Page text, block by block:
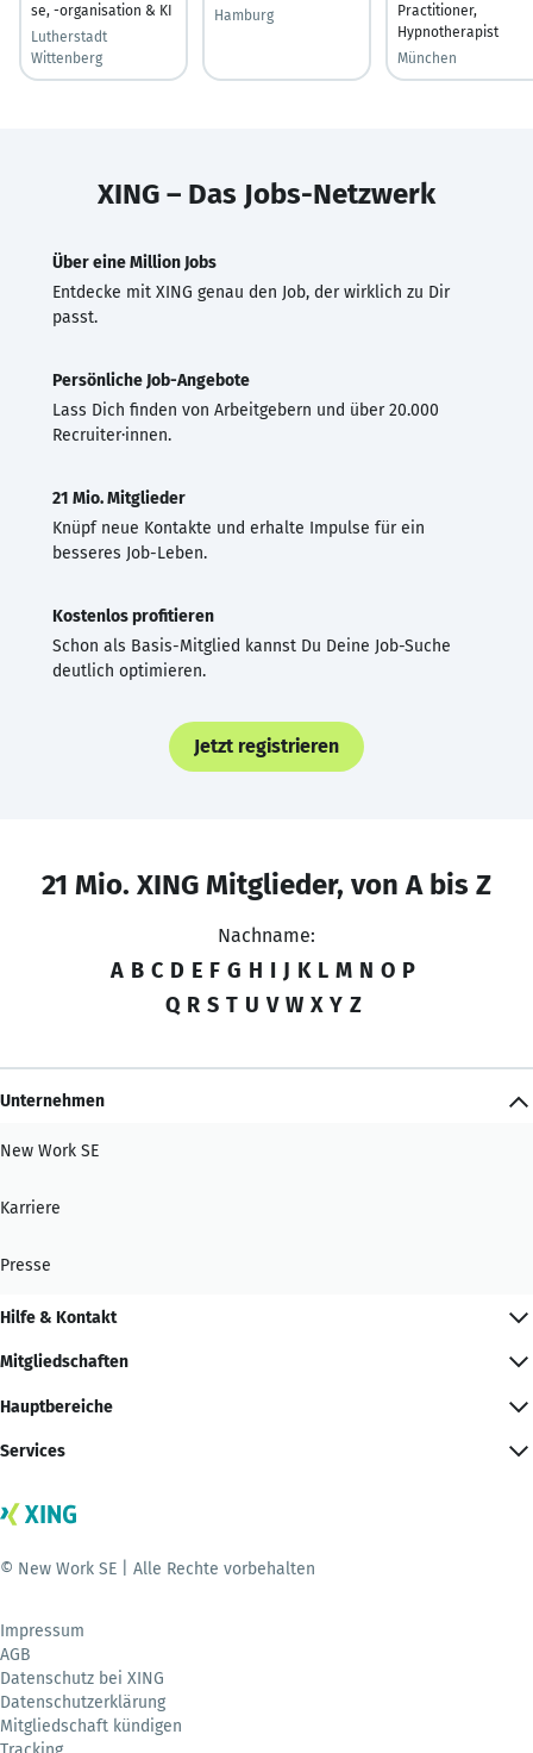
se, -organisation & KI
Lutherstadt
Wittenberg
Hamburg
Practitioner,
Hypnotherapist
München
XING – Das Jobs-Netzwerk
Über eine Million Jobs
Entdecke mit XING genau den Job, der wirklich zu Dir
passt.
Persönliche Job-Angebote
Lass Dich finden von Arbeitgebern und über 20.000
Recruiter·innen.
21 Mio. Mitglieder
Knüpf neue Kontakte und erhalte Impulse für ein
besseres Job-Leben.
Kostenlos profitieren
Schon als Basis-Mitglied kannst Du Deine Job-Suche
deutlich optimieren.
Jetzt registrieren
21 Mio. XING Mitglieder, von A bis Z
Nachname:
A B C D E F G H I J K L M N O P
Q R S T U V W X Y Z
Unternehmen
New Work SE
Karriere
Presse
Hilfe & Kontakt
Mitgliedschaften
Hauptbereiche
Services
© New Work SE | Alle Rechte vorbehalten
Impressum
AGB
Datenschutz bei XING
Datenschutzerklärung
Mitgliedschaft kündigen